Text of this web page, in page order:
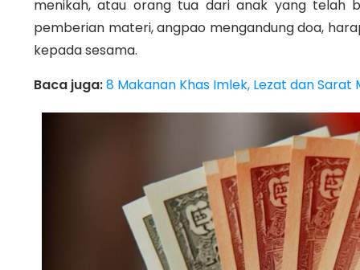
menikah, atau orang tua dari anak yang telah
pemberian materi, angpao mengandung doa,
kepada sesama.
Baca juga:8 Makanan Khas Imlek, Lezat dan Sarat